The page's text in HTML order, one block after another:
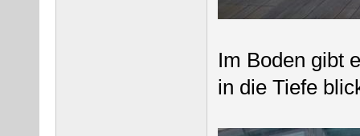
Im Boden gibt
in die Tiefe